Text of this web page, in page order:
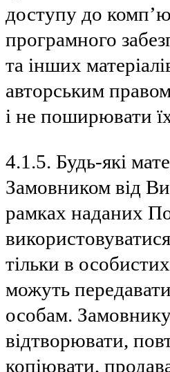
доступу до
програмного
та інших
авторським
і не поширювати
4.1.5. Будь-які
Замовником від
рамках наданих
тільки в
можуть
особам.
відтворювати,
копіювати,